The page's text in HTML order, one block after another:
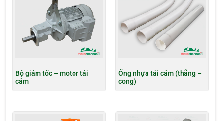
Bộ giảm tốc – motor tải
cám
Ống nhựa tải cám (thẳng –
cong)